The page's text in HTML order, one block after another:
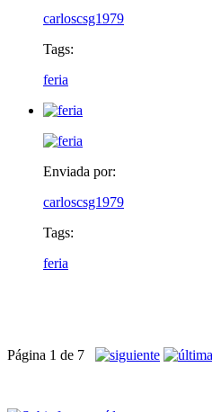
carloscsg1979
Tags:
feria
Enviada por:
carloscsg1979
Tags:
feria
Página 1 de 7